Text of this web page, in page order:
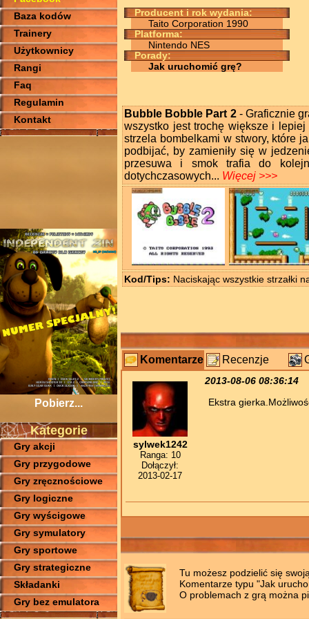
Baza kodów
Trainery
Użytkownicy
Rangi
Faq
Regulamin
Kontakt
Pobierz...
Kategorie
Gry akcji
Gry przygodowe
Gry zręcznościowe
Gry logiczne
Gry wyścigowe
Gry symulatory
Gry sportowe
Gry strategiczne
Składanki
Gry bez emulatora
Producent i rok wydania:
Taito Corporation 1990
Platforma:
Nintendo NES
Porady:
Jak uruchomić grę?
Bubble Bobble Part 2- Graficznie
wszystko jest trochę większe i
strzela bombelkami w stwory, które
podbijać, by zamieniły się w
przesuwa i smok trafia do
dotychczasowych... Więcej >>>
Kod/Tips: Naciskając wszystkie strzałki
Komentarze Recenzje
sylwek1242
Ranga: 10
Dołączył:
2013-02-17
2013-08-06 08:36:14
Ekstra
Tu możesz podzielić się
Komentarze typu "Jak
O problemach z grą można